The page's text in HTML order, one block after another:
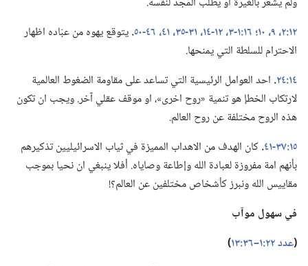
١٢:‏٢،‏
٩،‏ ١٠؛‏ ١٦:‏١-‏٣،‏ ١٢-‏١٤،‏ ٣١-‏٣٥،‏ ٤١،‏ ٤٦-‏٥٠ ‏.‏يتوقع يهوه من عبّاده اظهار
الاحترام للسلطة التي يمنحها.‏
١٤:‏٢٤
‏.‏ احد العوامل الرئيسية التي تساعد على مقاومة الضغوط العالمية
لارتكاب الخطإ هو تنمية «روح اخرى»،‏ او موقف عقلي آخر.‏ ويجب ان تكون
هذه الروح مختلفة عن روح العالم.‏
١٥:‏٣٧-‏٤١
‏.‏كان الهدف من الاهداب المميزة في ثياب الاسرائيليين تذكيرهم
بأنهم امة مفروزة لعبادة الله وإطاعة وصاياه.‏ أفلا ينبغي ان نحيا بموجب
مقاييس الله ونبرز كأشخاص مختلفين عن العالم؟‏!‏
في سهول موآب
‏(‏عدد ٢٢:‏١–‏٣٦:‏١٣
‏)‏